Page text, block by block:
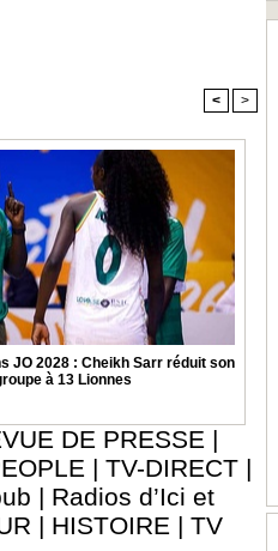
< >
JO 2028 : Cheikh Sarr réduit son
à 13 Lionnes
DE PRESSE |
| TV-DIRECT |
| Radios d’Ici et
| HISTOIRE | TV